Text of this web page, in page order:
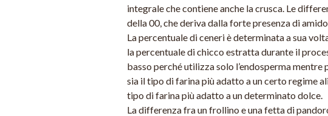
integrale che contiene anche la crusca. Le
della 00, che deriva dalla forte presenza di
La percentuale di ceneri è determinata a sua
la percentuale di chicco estratta durante il
basso perché utilizza solo l’endosperma
sia il tipo di farina più adatto a un certo regime
tipo di farina più adatto a un determinato dolce.
La differenza fra un frollino e una fetta di